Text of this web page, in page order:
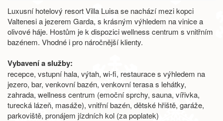
Luxusní hotelový resort Villa Luisa se nachází mezi kopci
Valtenesi a jezerem Garda, s krásným výhledem na vinice a
olivové háje. Hostům je k dispozici wellness centrum s vnitřním
bazénem. Vhodné i pro náročnější klienty.
Vybavení a služby:
recepce, vstupní hala, výtah, wi-fi, restaurace s výhledem na
jezero, bar, venkovní bazén, venkovní terasa s lehátky,
zahrada, wellness centrum (emoční sprchy, sauna, vířivka,
turecká lázeň, masáže), vnitřní bazén, dětské hřiště, garáže,
parkoviště, pronájem jízdních kol (za poplatek)